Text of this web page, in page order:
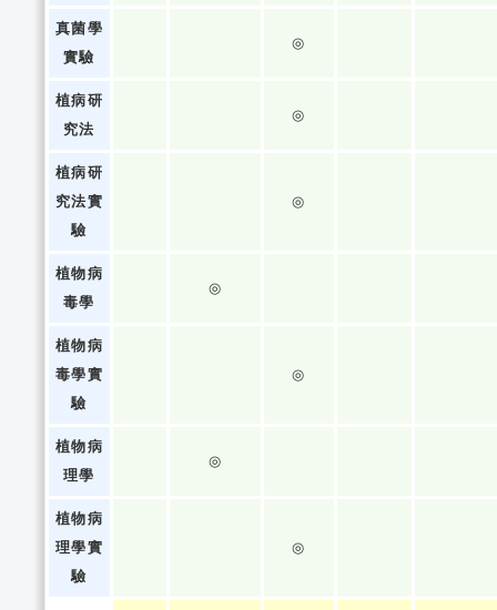
真菌學
實驗
◎
植病研
究法
◎
植病研
究法實
驗
◎
植物病
毒學
◎
植物病
毒學實
驗
◎
植物病
理學
◎
植物病
理學實
驗
◎